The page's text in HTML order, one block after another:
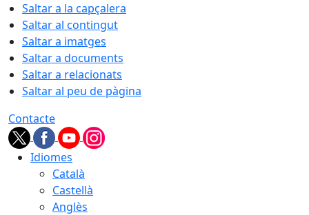
Saltar a la capçalera
Saltar al contingut
Saltar a imatges
Saltar a documents
Saltar a relacionats
Saltar al peu de pàgina
Contacte
Idiomes
Català
Castellà
Anglès